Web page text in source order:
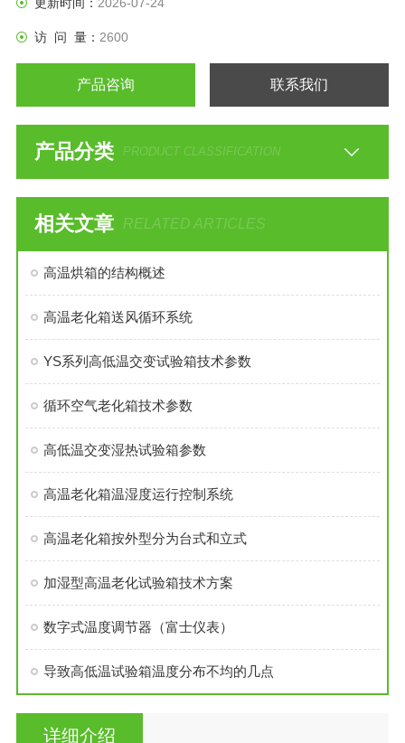
访 问 量： 2600
产品咨询 联系我们
产品分类 PRODUCT CLASSIFICATION
相关文章 RELATED ARTICLES
高温烘箱的结构概述
高温老化箱送风循环系统
YS系列高低温交变试验箱技术参数
循环空气老化箱技术参数
高低温交变湿热试验箱参数
高温老化箱温湿度运行控制系统
高温老化箱按外型分为台式和立式
加湿型高温老化试验箱技术方案
数字式温度调节器（富士仪表）
导致高低温试验箱温度分布不均的几点
详细介绍